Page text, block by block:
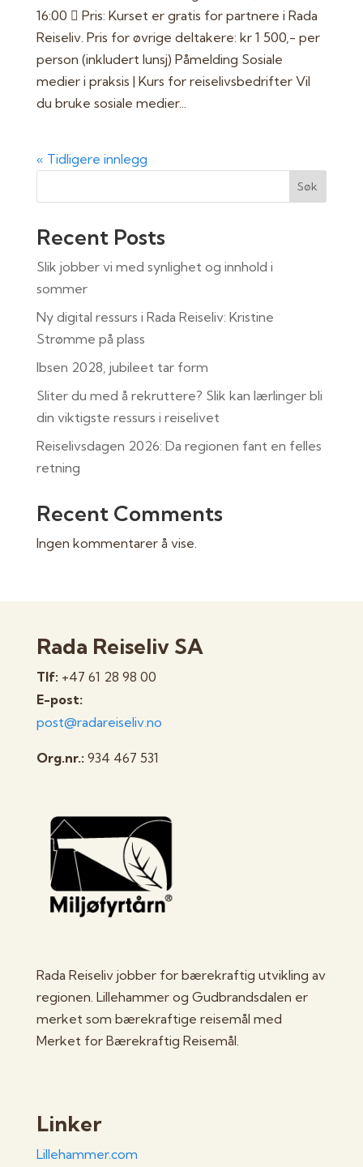
16:00  Pris: Kurset er gratis for partnere i Rada
Reiseliv. Pris for øvrige deltakere: kr 1 500,- per
person (inkludert lunsj) Påmelding Sosiale
medier i praksis | Kurs for reiselivsbedrifter Vil
du bruke sosiale medier...
« Tidligere innlegg
Søk
Recent Posts
Slik jobber vi med synlighet og innhold i
sommer
Ny digital ressurs i Rada Reiseliv: Kristine
Strømme på plass
Ibsen 2028, jubileet tar form
Sliter du med å rekruttere? Slik kan lærlinger bli
din viktigste ressurs i reiselivet
Reiselivsdagen 2026: Da regionen fant en felles
retning
Recent Comments
Ingen kommentarer å vise.
Rada Reiseliv SA
Tlf:+47 61 28 98 00
E-post:
post@radareiseliv.no
Org.nr.:934 467 531
Rada Reiseliv jobber for bærekraftig utvikling av
regionen. Lillehammer og Gudbrandsdalen er
merket som bærekraftige reisemål med
Merket for Bærekraftig Reisemål.
Linker
Lillehammer.com